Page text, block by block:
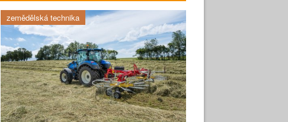
zemědělská technika